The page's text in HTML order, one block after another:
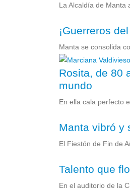
La Alcaldía de Manta
¡Guerreros
Manta se consolida
Rosita, de 80
mundo
En ella cala perfecto
Manta vibró y
El Fiestón de Fin de
Talento que
En el auditorio de la